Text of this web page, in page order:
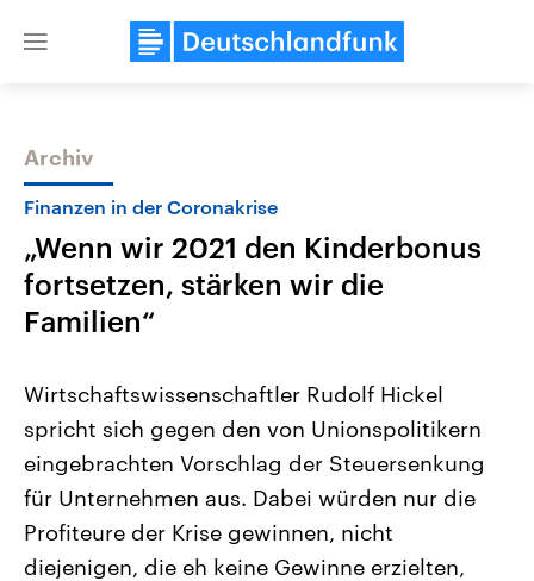
Close
Themen
2026
Alle Informationen
Sachsen-Anhalt wählt am 6.
September 2026 einen neuen
Landtag. Seit 2021 wird das
Bundesland von einer Koalition aus
CDU, SPD und FDP regiert.-
Umfragen, Prognosen,
Aktuelle Beiträge,
Hintergründe
Wirtschaftlich und
gehören die Vereinigten
den mächtigsten Ländern
mit großem Einfluss auf
aktuelle Weltgeschehen.
Archiv
Finanzen in der Coronakrise
„Wenn wir 2021 den Kinderbonus
fortsetzen, stärken wir die
Familien“
Wirtschaftswissenschaftler Rudolf Hickel
spricht sich gegen den von Unionspolitikern
eingebrachten Vorschlag der Steuersenkung
für Unternehmen aus. Dabei würden nur die
Profiteure der Krise gewinnen, nicht
diejenigen, die eh keine Gewinne erzielten,